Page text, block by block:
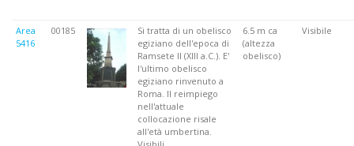
Area
5416
00185
Si tratta di un obelisco
egiziano dell'epoca di
Ramsete II (XIII a.C.). E'
l'ultimo obelisco
egiziano rinvenuto a
Roma. Il reimpiego
nell'attuale
collocazione risale
all'età umbertina.
6.5 m ca
(altezza
obelisco)
Visibile